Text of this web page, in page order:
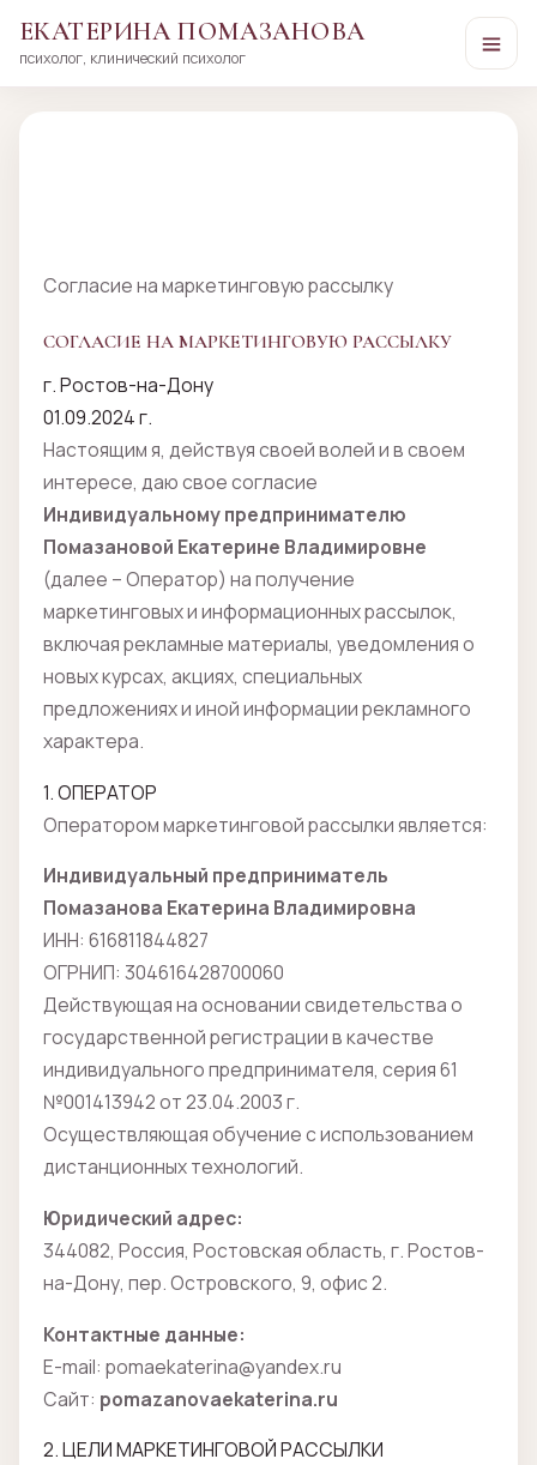
ЕКАТЕРИНА ПОМАЗАНОВА
психолог, клинический психолог
Согласие на маркетинговую рассылку
СОГЛАСИЕ НА МАРКЕТИНГОВУЮ РАССЫЛКУ
г. Ростов-на-Дону
01.09.2024 г.
Настоящим я, действуя своей волей и в своем
интересе, даю свое согласие
Индивидуальному предпринимателю
Помазановой Екатерине Владимировне
(далее – Оператор) на получение
маркетинговых и информационных рассылок,
включая рекламные материалы, уведомления о
новых курсах, акциях, специальных
предложениях и иной информации рекламного
характера.
1. ОПЕРАТОР
Оператором маркетинговой рассылки является:
Индивидуальный предприниматель
Помазанова Екатерина Владимировна
ИНН: 616811844827
ОГРНИП: 304616428700060
Действующая на основании свидетельства о
государственной регистрации в качестве
индивидуального предпринимателя, серия 61
№001413942 от 23.04.2003 г.
Осуществляющая обучение с использованием
дистанционных технологий.
Юридический адрес:
344082, Россия, Ростовская область, г. Ростов-
на-Дону, пер. Островского, 9, офис 2.
Контактные данные:
E-mail: pomaekaterina@yandex.ru
Сайт: pomazanovaekaterina.ru
2. ЦЕЛИ МАРКЕТИНГОВОЙ РАССЫЛКИ